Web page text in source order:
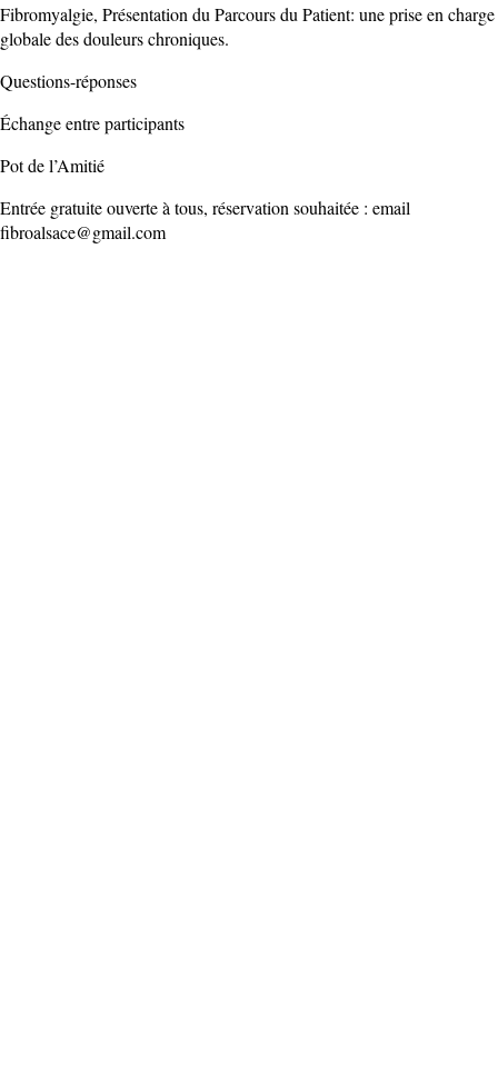
Fibromyalgie, Présentation du Parcours du Patient: une prise en charge
globale des douleurs chroniques.
Questions-réponses
Échange entre participants
Pot de l’Amitié
Entrée gratuite ouverte à tous, réservation souhaitée : email
fibroalsace@gmail.com